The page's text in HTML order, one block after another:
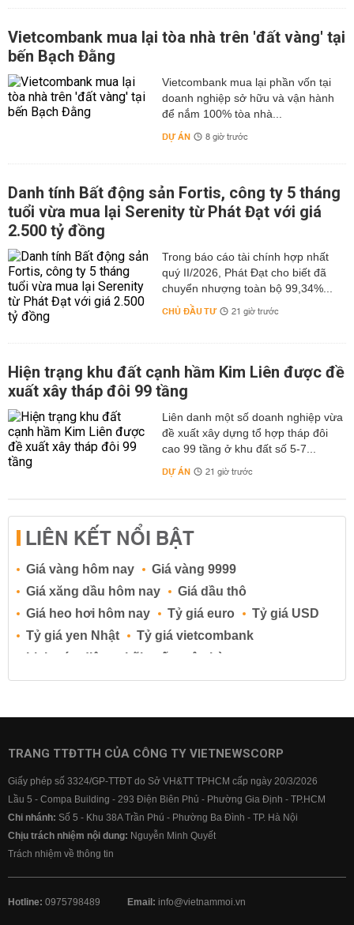
Vietcombank mua lại tòa nhà trên 'đất vàng' tại
bến Bạch Đằng
Vietcombank mua lại phần vốn tại
doanh nghiệp sở hữu và vận hành
để nắm 100% tòa nhà...
DỰ ÁN 8 giờ trước
Danh tính Bất động sản Fortis, công ty 5 tháng
tuổi vừa mua lại Serenity từ Phát Đạt với giá
2.500 tỷ đồng
Trong báo cáo tài chính hợp nhất
quý II/2026, Phát Đạt cho biết đã
chuyển nhượng toàn bộ 99,34%...
CHỦ ĐẦU TƯ 21 giờ trước
Hiện trạng khu đất cạnh hầm Kim Liên được đề
xuất xây tháp đôi 99 tầng
Liên danh một số doanh nghiệp vừa
đề xuất xây dựng tổ hợp tháp đôi
cao 99 tầng ở khu đất số 5-7...
DỰ ÁN 21 giờ trước
LIÊN KẾT NỔI BẬT
Giá vàng hôm nay
Giá vàng 9999
Giá xăng dầu hôm nay
Giá dầu thô
Giá heo hơi hôm nay
Tỷ giá euro
Tỷ giá USD
Tỷ giá yen Nhật
Tỷ giá vietcombank
Lịch cúp điện
Lãi suất ngân hàng
Lãi suất tiết kiệm
Lãi suất tiền gửi
Lãi suất ngân hàng BIDV
Lãi suất ngân hàng Vietcombank
TRANG TTĐTTH CỦA CÔNG TY VIETNEWSCORP
Giấy phép số 3324/GP-TTĐT do Sở VH&TT TPHCM cấp ngày 20/3/2026
Lầu 5 - Compa Building - 293 Điện Biên Phủ - Phường Gia Định - TP.HCM
Chi nhánh: Số 5 - Khu 38A Trần Phú - Phường Ba Đình - TP. Hà Nội
Chịu trách nhiệm nội dung: Nguyễn Minh Quyết
Trách nhiệm về thông tin
Hotline: 0975798489 Email: info@vietnammoi.vn